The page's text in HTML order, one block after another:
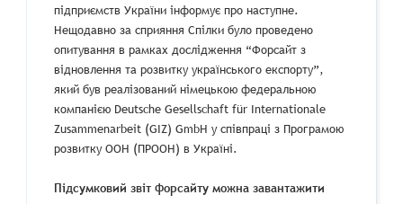
підприємств України інформує про наступне.
Нещодавно за сприяння Спілки було проведено
опитування в рамках дослідження “Форсайт з
відновлення та розвитку українського експорту”,
який був реалізований німецькою федеральною
компанією Deutsche Gesellschaft für Internationale
Zusammenarbeit (GIZ) GmbH у співпраці з Програмою
розвитку ООН (ПРООН) в Україні.
Підсумковий звіт форсайту можна завантажити